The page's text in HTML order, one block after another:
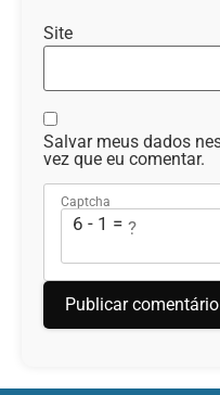
Site
Salvar meus dados
vez que eu comentar.
Captcha
6 - 1 = ?